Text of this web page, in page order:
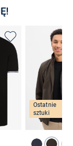
Ostatnie
sztuki